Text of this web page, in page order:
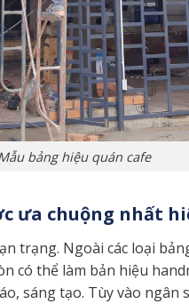
bảng hiệu quán cafe
ưa chuộng nhất
trạng. Ngoài các loại
có thể làm bản hiệu
sáng tạo. Tùy vào ngân